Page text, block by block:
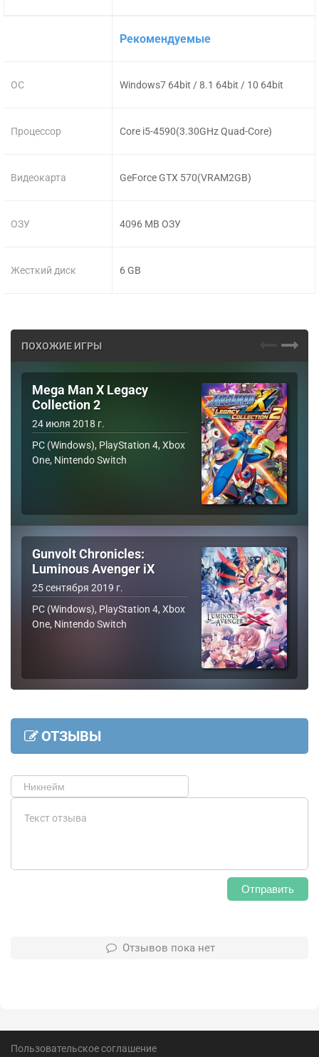
ОС
Процессор
Видеокарта
ОЗУ
Жесткий диск
Рекомендуемые
Windows7 64bit / 8.1 64bit / 10 64bit
Core i5-4590(3.30GHz Quad-Core)
GeForce GTX 570(VRAM2GB)
4096 MB ОЗУ
6 GB
ПОХОЖИЕ ИГРЫ
Mega Man X Legacy
Collection 2
24 июля 2018 г.
PC (Windows), PlayStation 4, Xbox
One, Nintendo Switch
Gunvolt Chronicles:
Luminous Avenger iX
25 сентября 2019 г.
PC (Windows), PlayStation 4, Xbox
One, Nintendo Switch
ОТЗЫВЫ
Отправить
Отзывов пока нет
Пользовательское соглашение